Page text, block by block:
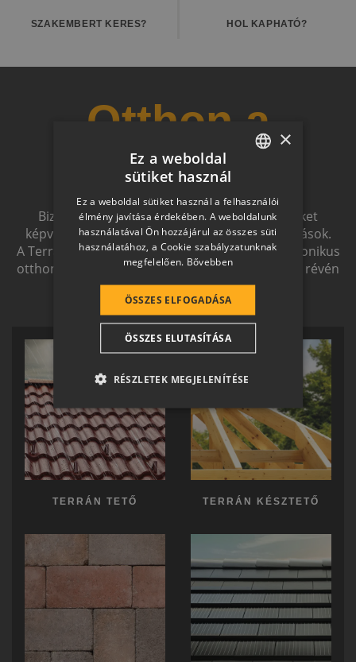
SZAKEMBERT KERES? HOL KAPHATÓ?
Otthon a
jövőben
Biztonságot nyújtó, és magas esztétikai értéket
képviselő, egymással szinergiát alkotó megoldások.
A Terrán ernyőmárkának köszönhetően a harmonikus
otthon átfogó, egymásra épülő rendszerelemek révén
ölthet formát.
TERRÁN TETŐ TERRÁN KÉSZTETŐ
HUNGARIAN
SLOVAK
GERMAN
ROMANIAN
CROATIAN
SR
RO-HU
ITALIAN
×
Ez a weboldal
sütiket használ
Ez a weboldal sütiket használ a felhasználói
élmény javítása érdekében. A weboldalunk
használatával Ön hozzájárul az összes süti
használatához, a Cookie szabályzatunknak
megfelelően. Bővebben
ÖSSZES ELFOGADÁSA
ÖSSZES ELUTASÍTÁSA
RÉSZLETEK MEGJELENÍTÉSE